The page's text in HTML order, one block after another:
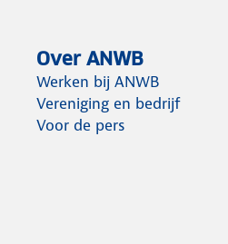
Over ANWB
Werken bij ANWB
Vereniging en bedrijf
Voor de pers